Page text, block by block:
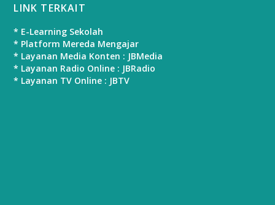
LINK TERKAIT
* E-Learning Sekolah
* Platform Mereda Mengajar
* Layanan Media Konten : JBMedia
* Layanan Radio Online : JBRadio
* Layanan TV Online : JBTV